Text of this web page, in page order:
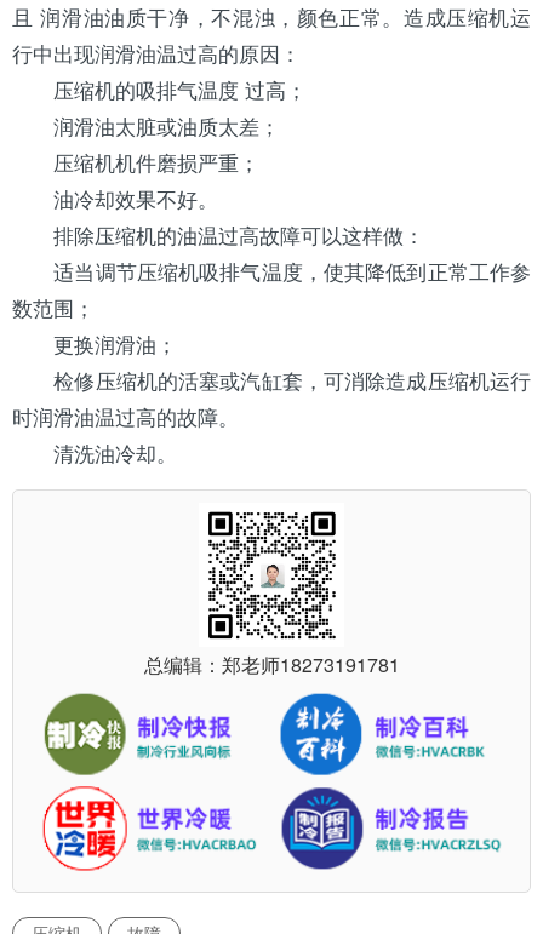
且 润滑油油质干净，不混浊，颜色正常。造成压缩机运
行中出现润滑油温过高的原因：
压缩机的吸排气温度 过高；
润滑油太脏或油质太差；
压缩机机件磨损严重；
油冷却效果不好。
排除压缩机的油温过高故障可以这样做：
适当调节压缩机吸排气温度，使其降低到正常工作参
数范围；
更换润滑油；
检修压缩机的活塞或汽缸套，可消除造成压缩机运行
时润滑油温过高的故障。
清洗油冷却。
总编辑：郑老师18273191781